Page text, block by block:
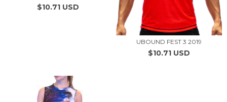
$10.71 USD
UBOUND FEST 3 2019
$10.71 USD